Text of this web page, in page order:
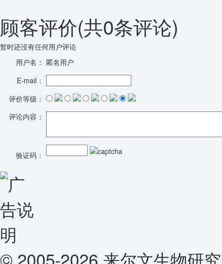
顾客评价(共0条评论)
暂时还没有任何用户评论
用户名： 匿名用户
E-mail：
评价等级：
评论内容：
验证码：